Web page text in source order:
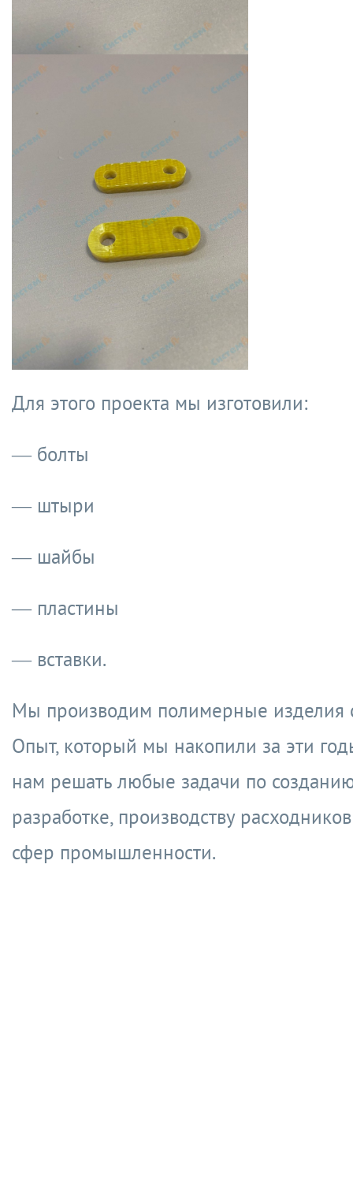
Для этого проекта мы изготовили:
— болты
— штыри
— шайбы
— пластины
— вставки.
Мы производим полимерные изделия
Опыт, который мы накопили за эти
нам решать любые задачи по
разработке, производству
сфер промышленности.